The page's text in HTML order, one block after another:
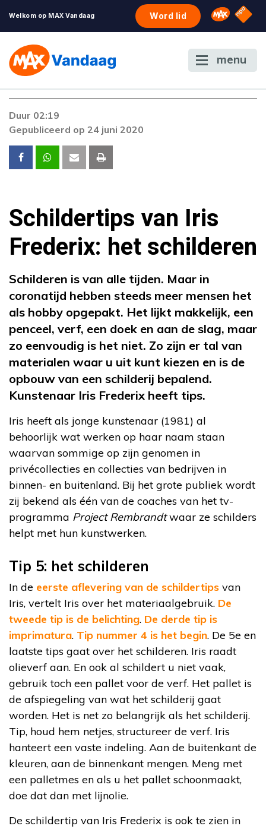
Welkom op MAX Vandaag Word lid Omroep
NPO
menu
Duur 02:19
Gepubliceerd op 24 juni 2020
Schildertips van Iris
Frederix: het schilderen
Schilderen is van alle tijden. Maar in
coronatijd hebben steeds meer mensen het
als hobby opgepakt. Het lijkt makkelijk, een
penceel, verf, een doek en aan de slag, maar
zo eenvoudig is het niet. Zo zijn er tal van
materialen waar u uit kunt kiezen en is de
opbouw van een schilderij bepalend.
Kunstenaar Iris Frederix heeft tips.
Iris heeft als jonge kunstenaar (1981) al
behoorlijk wat werken op haar naam staan
waarvan sommige op zijn genomen in
privécollecties en collecties van bedrijven in
binnen- en buitenland. Bij het grote publiek wordt
zij bekend als één van de coaches van het tv-
programma Project Rembrandtwaar ze schilders
helpt met hun kunstwerken.
Tip 5: het schilderen
In de eerste aflevering van de schildertips van
Iris, vertelt Iris over het materiaalgebruik. De
tweede tip is de belichting. De derde tip is
imprimatura. Tip nummer 4 is het begin. De 5e en
laatste tips gaat over het schilderen. Iris raadt
olieverf aan. En ook al schildert u niet vaak,
gebruik toch een pallet voor de verf. Het pallet is
de afspiegeling van wat het schilderij gaat
worden. Het is net zo belangrijk als het schilderij.
Tip, houd hem netjes, structureer de verf. Iris
hanteert een vaste indeling. Aan de buitenkant de
kleuren, aan de binnenkant mengen. Meng met
een palletmes en als u het pallet schoonmaakt,
doe dat dan met lijnolie.
De schildertip van Iris Frederix is ook te zien in